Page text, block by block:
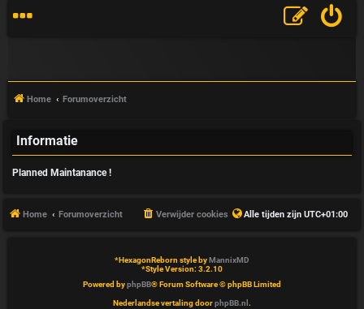
V
A
Home Forumoverzicht
Informatie
Planned Maintanance !
Home Forumoverzicht Alle tijden zijn UTC+01:00
Verwijder cookies
*HexagonReborn style byMannixMD
*Style Version: 3.2.10
Powered byphpBB® Forum Software © phpBB Limited
Nederlandse vertaling doorphpBB.nl .